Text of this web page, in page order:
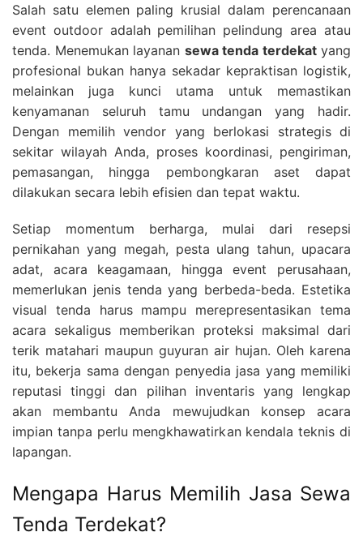
Salah satu elemen paling krusial dalam perencanaan
event outdoor adalah pemilihan pelindung area atau
tenda. Menemukan layanan sewa tenda terdekatyang
profesional bukan hanya sekadar kepraktisan logistik,
melainkan juga kunci utama untuk memastikan
kenyamanan seluruh tamu undangan yang hadir.
Dengan memilih vendor yang berlokasi strategis di
sekitar wilayah Anda, proses koordinasi, pengiriman,
pemasangan, hingga pembongkaran aset dapat
dilakukan secara lebih efisien dan tepat waktu.
Setiap momentum berharga, mulai dari resepsi
pernikahan yang megah, pesta ulang tahun, upacara
adat, acara keagamaan, hingga event perusahaan,
memerlukan jenis tenda yang berbeda-beda. Estetika
visual tenda harus mampu merepresentasikan tema
acara sekaligus memberikan proteksi maksimal dari
terik matahari maupun guyuran air hujan. Oleh karena
itu, bekerja sama dengan penyedia jasa yang memiliki
reputasi tinggi dan pilihan inventaris yang lengkap
akan membantu Anda mewujudkan konsep acara
impian tanpa perlu mengkhawatirkan kendala teknis di
lapangan.
Mengapa Harus Memilih Jasa Sewa
Tenda Terdekat?